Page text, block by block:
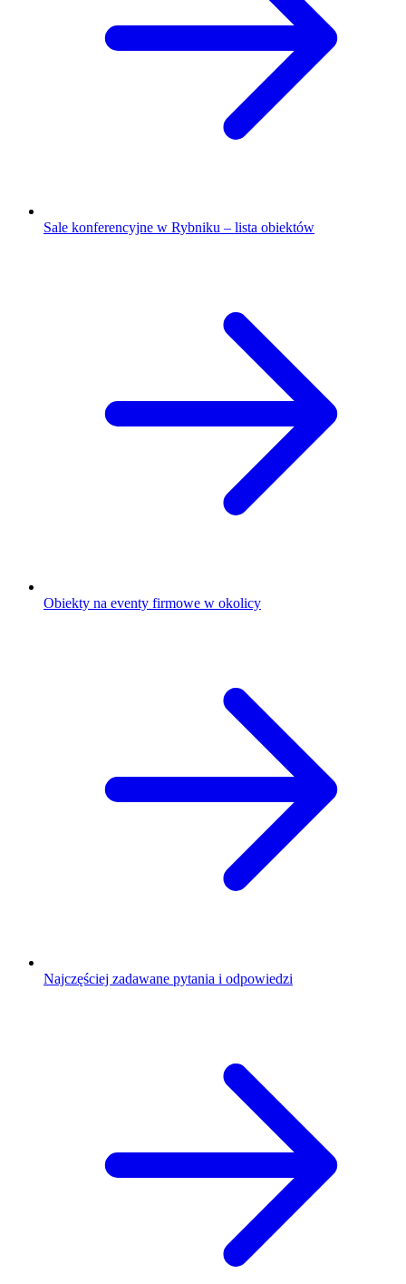
Sale konferencyjne w Rybniku – lista obiektów
Obiekty na eventy firmowe w okolicy
Najczęściej zadawane pytania i odpowiedzi